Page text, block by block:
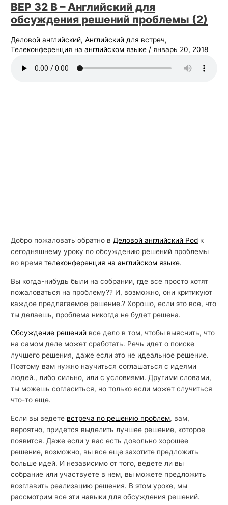
BEP 32 В – Английский для
обсуждения решений проблемы (2)
Деловой английский,Английский для встреч,
Телеконференция на английском языке / январь 20, 2018
Добро пожаловать обратно в Деловой английский Pod к
сегодняшнему уроку по обсуждению решений проблемы
во времятелеконференция на английском языке.
Вы когда-нибудь были на собрании, где все просто хотят
пожаловаться на проблему?? И, возможно, они критикуют
каждое предлагаемое решение.? Хорошо, если это все, что
ты делаешь, проблема никогда не будет решена.
Обсуждение решений все дело в том, чтобы выяснить, что
на самом деле может сработать. Речь идет о поиске
лучшего решения, даже если это не идеальное решение.
Поэтому вам нужно научиться соглашаться с идеями
людей., либо сильно, или с условиями. Другими словами,
ты можешь согласиться, но только если может случиться
что-то еще.
Если вы ведете встреча по решению проблем, вам,
вероятно, придется выделить лучшее решение, которое
появится. Даже если у вас есть довольно хорошее
решение, возможно, вы все еще захотите предложить
больше идей. И независимо от того, ведете ли вы
собрание или участвуете в нем, вы можете предложить
возглавить реализацию решения. В этом уроке, мы
рассмотрим все эти навыки для обсуждения решений.